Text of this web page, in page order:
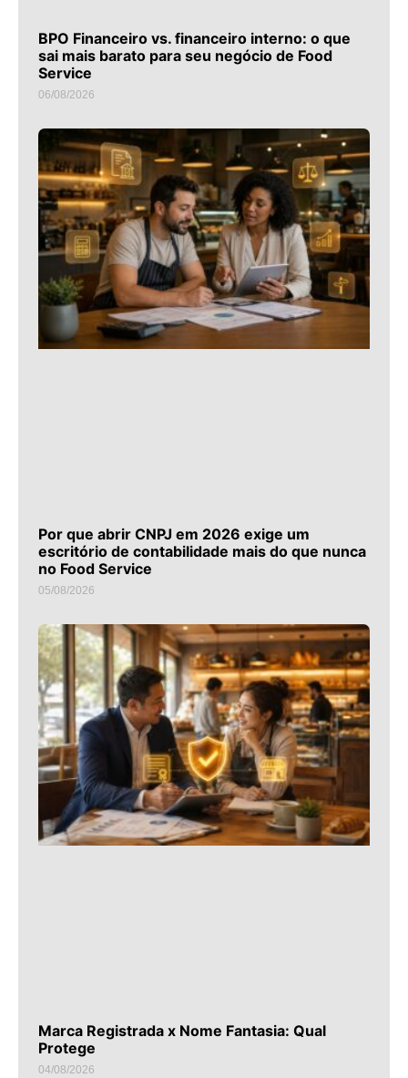
BPO Financeiro vs. financeiro interno: o que
sai mais barato para seu negócio de Food
Service
06/08/2026
Por que abrir CNPJ em 2026 exige um
escritório de contabilidade mais do que nunca
no Food Service
05/08/2026
Marca Registrada x Nome Fantasia: Qual
Protege
04/08/2026